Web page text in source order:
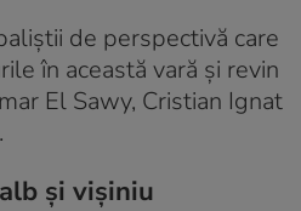
de perspectivă care
în această vară și revin
El Sawy, Cristian Ignat
și vișiniu